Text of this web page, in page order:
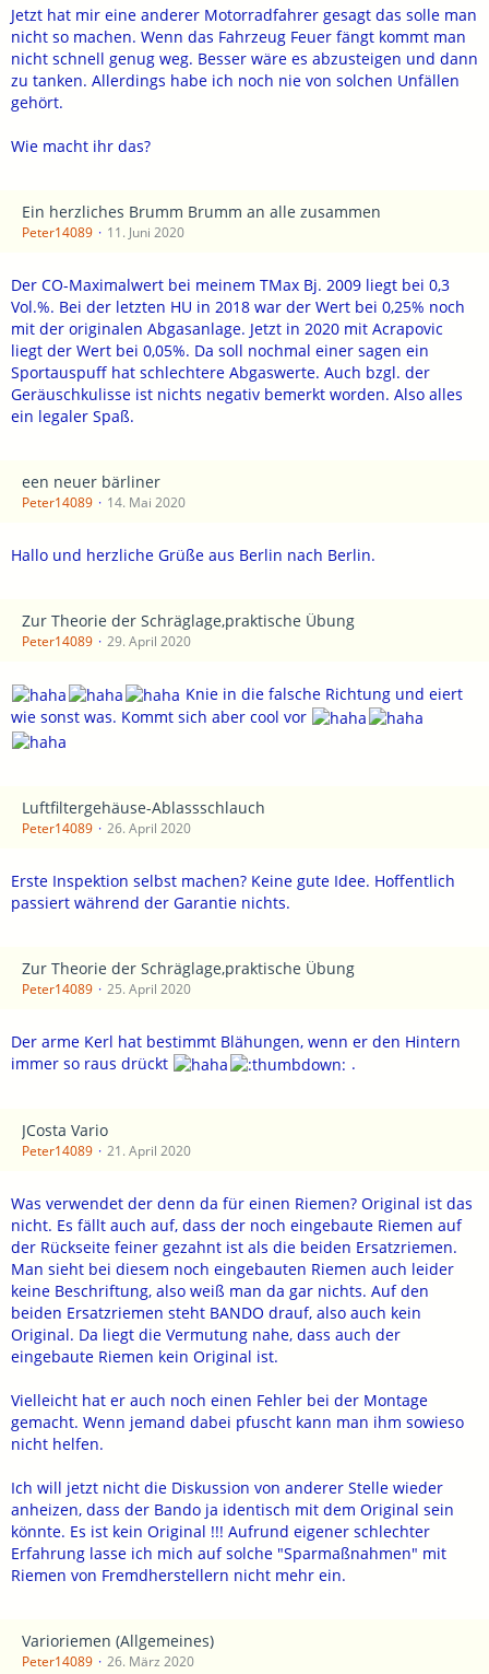
Jetzt hat mir eine anderer Motorradfahrer gesagt das solle man
nicht so machen. Wenn das Fahrzeug Feuer fängt kommt man
nicht schnell genug weg. Besser wäre es abzusteigen und dann
zu tanken. Allerdings habe ich noch nie von solchen Unfällen
gehört.
Wie macht ihr das?
Ein herzliches Brumm Brumm an alle zusammen
Peter14089 11. Juni 2020
Der CO-Maximalwert bei meinem TMax Bj. 2009 liegt bei 0,3
Vol.%. Bei der letzten HU in 2018 war der Wert bei 0,25% noch
mit der originalen Abgasanlage. Jetzt in 2020 mit Acrapovic
liegt der Wert bei 0,05%. Da soll nochmal einer sagen ein
Sportauspuff hat schlechtere Abgaswerte. Auch bzgl. der
Geräuschkulisse ist nichts negativ bemerkt worden. Also alles
ein legaler Spaß.
een neuer bärliner
Peter14089 14. Mai 2020
Hallo und herzliche Grüße aus Berlin nach Berlin.
Zur Theorie der Schräglage,praktische Übung
Peter14089 29. April 2020
Knie in die falsche Richtung und eiert
wie sonst was. Kommt sich aber cool vor
Luftfiltergehäuse-Ablassschlauch
Peter14089 26. April 2020
Erste Inspektion selbst machen? Keine gute Idee. Hoffentlich
passiert während der Garantie nichts.
Zur Theorie der Schräglage,praktische Übung
Peter14089 25. April 2020
Der arme Kerl hat bestimmt Blähungen, wenn er den Hintern
immer so raus drückt
.
JCosta Vario
Peter14089 21. April 2020
Was verwendet der denn da für einen Riemen? Original ist das
nicht. Es fällt auch auf, dass der noch eingebaute Riemen auf
der Rückseite feiner gezahnt ist als die beiden Ersatzriemen.
Man sieht bei diesem noch eingebauten Riemen auch leider
keine Beschriftung, also weiß man da gar nichts. Auf den
beiden Ersatzriemen steht BANDO drauf, also auch kein
Original. Da liegt die Vermutung nahe, dass auch der
eingebaute Riemen kein Original ist.
Vielleicht hat er auch noch einen Fehler bei der Montage
gemacht. Wenn jemand dabei pfuscht kann man ihm sowieso
nicht helfen.
Ich will jetzt nicht die Diskussion von anderer Stelle wieder
anheizen, dass der Bando ja identisch mit dem Original sein
könnte. Es ist kein Original !!! Aufrund eigener schlechter
Erfahrung lasse ich mich auf solche "Sparmaßnahmen" mit
Riemen von Fremdherstellern nicht mehr ein.
Varioriemen (Allgemeines)
Peter14089 26. März 2020